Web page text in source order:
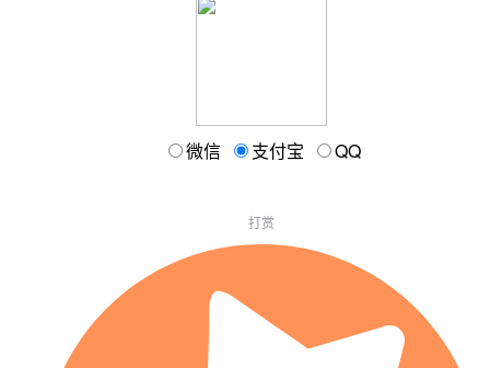
微信 支付宝 QQ
打赏